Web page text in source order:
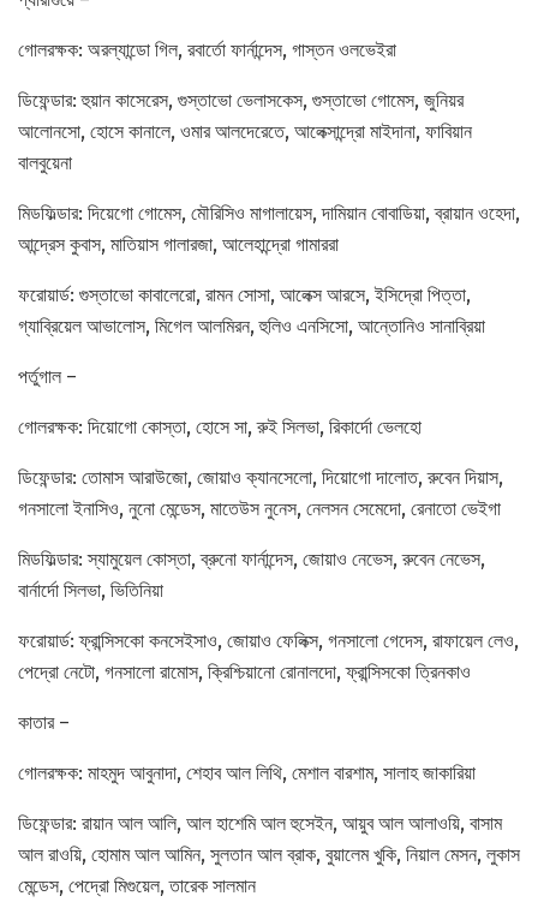
গোলরক্ষক: অরল্যান্ডো গিল, রবার্তো ফার্নান্দেস, গাস্তন ওলভেইরা
ডিফেন্ডার: হুয়ান কাসেরেস, গুস্তাভো ভেলাসকেস, গুস্তাভো গোমেস, জুনিয়র
আলোনসো, হোসে কানালে, ওমার আলদেরেতে, আলেক্সান্দ্রো মাইদানা, ফাবিয়ান
বালবুয়েনা
মিডফিল্ডার: দিয়েগো গোমেস, মৌরিসিও মাগালায়েস, দামিয়ান বোবাডিয়া, ব্রায়ান ওহেদা,
আন্দ্রেস কুবাস, মাতিয়াস গালারজা, আলেহান্দ্রো গামাররা
ফরোয়ার্ড: গুস্তাভো কাবালেরো, রামন সোসা, আলেক্স আরসে, ইসিদ্রো পিত্তা,
গ্যাব্রিয়েল আভালোস, মিগেল আলমিরন, হুলিও এনসিসো, আন্তোনিও সানাব্রিয়া
পর্তুগাল –
গোলরক্ষক: দিয়োগো কোস্তা, হোসে সা, রুই সিলভা, রিকার্দো ভেলহো
ডিফেন্ডার: তোমাস আরাউজো, জোয়াও ক্যানসেলো, দিয়োগো দালোত, রুবেন দিয়াস,
গনসালো ইনাসিও, নুনো মেন্ডেস, মাতেউস নুনেস, নেলসন সেমেদো, রেনাতো ভেইগা
মিডফিল্ডার: স্যামুয়েল কোস্তা, ব্রুনো ফার্নান্দেস, জোয়াও নেভেস, রুবেন নেভেস,
বার্নার্দো সিলভা, ভিতিনিয়া
ফরোয়ার্ড: ফ্রান্সিসকো কনসেইসাও, জোয়াও ফেলিক্স, গনসালো গেদেস, রাফায়েল লেও,
পেদ্রো নেটো, গনসালো রামোস, ক্রিশ্চিয়ানো রোনালদো, ফ্রান্সিসকো ত্রিনকাও
কাতার –
গোলরক্ষক: মাহমুদ আবুনাদা, শেহাব আল লিথি, মেশাল বারশাম, সালাহ জাকারিয়া
ডিফেন্ডার: রায়ান আল আলি, আল হাশেমি আল হুসেইন, আয়ুব আল আলাওয়ি, বাসাম
আল রাওয়ি, হোমাম আল আমিন, সুলতান আল ব্রাক, বুয়ালেম খুকি, নিয়াল মেসন, লুকাস
মেন্ডেস, পেদ্রো মিগুয়েল, তারেক সালমান